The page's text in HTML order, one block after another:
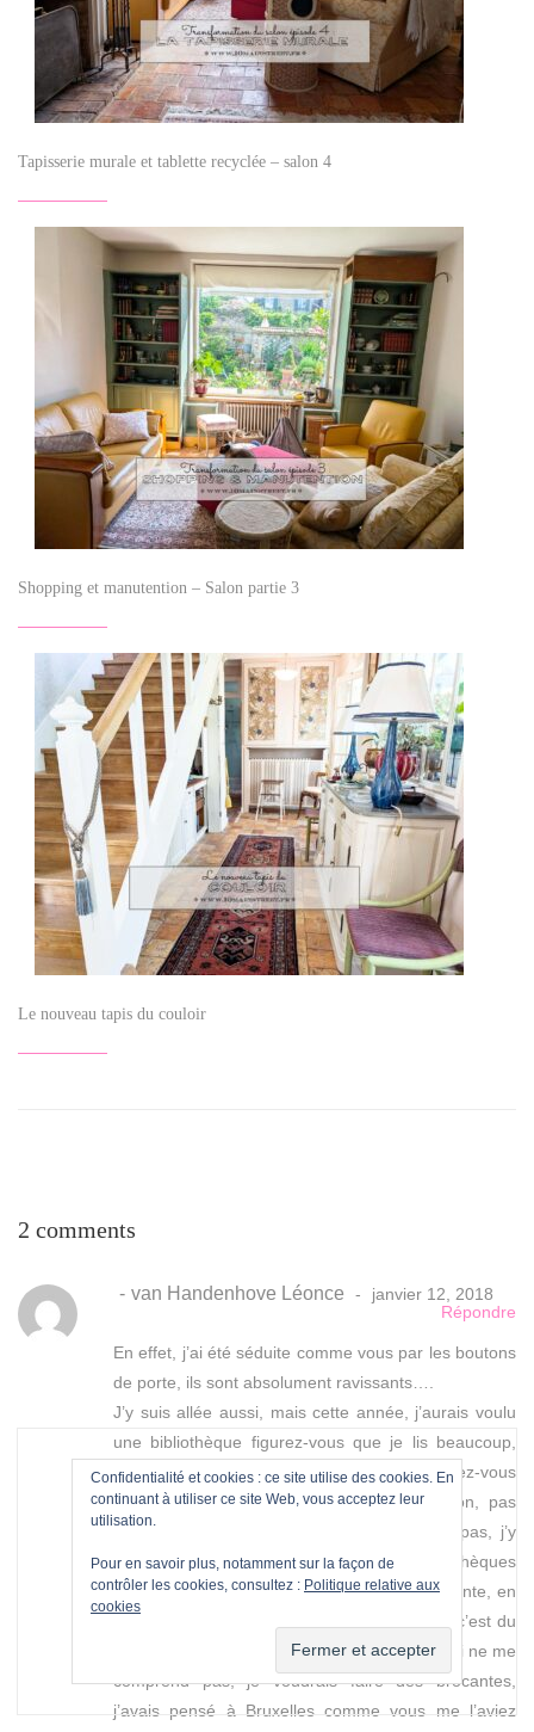
Tapisserie murale et tablette recyclée – salon 4
Shopping et manutention – Salon partie 3
Le nouveau tapis du couloir
2 comments
van Handenhove Léonce
janvier 12, 2018
Répondre
En effet, j’ai été séduite comme vous par les boutons
de porte, ils sont absolument ravissants….
J’y suis allée aussi, mais cette année, j’aurais voulu
une bibliothèque figurez-vous que je lis beaucoup,
j’ai hérité cela de mon père, alors rendez-vous
compte des livres qui encombrent la maison, pas
question de m’en débarrasser, je ne veux pas, j’y
tiens énormément mais je trouve les bibliothèques
assez chères quand même car je suis exigeante, en
plus, je veux des meubles en bois même si c’est du
pin mais pas question de mélaminé, mon mari ne me
comprend pas, je voudrais faire des brocantes,
j’avais pensé à Bruxelles comme vous me l’aviez
Confidentialité et cookies : ce site utilise des cookies. En
continuant à utiliser ce site Web, vous acceptez leur
utilisation.
Pour en savoir plus, notamment sur la façon de
contrôler les cookies, consultez : Politique relative aux
cookies